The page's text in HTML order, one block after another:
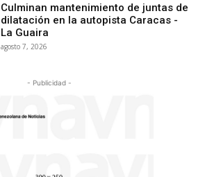
Culminan mantenimiento de juntas de
dilatación en la autopista Caracas -
La Guaira
agosto 7, 2026
- Publicidad -